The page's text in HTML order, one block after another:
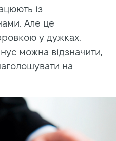
із
Але це
у дужках.
можна відзначити,
на